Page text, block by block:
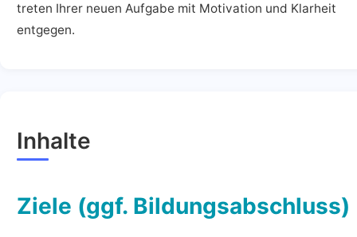
treten Ihrer neuen Aufgabe mit Motivation und Klarheit
entgegen.
Inhalte
Ziele (ggf. Bildungsabschluss)